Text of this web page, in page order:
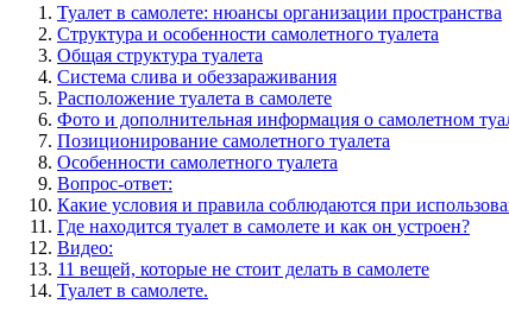
Туалет в самолете: нюансы организации пространства
Структура и особенности самолетного туалета
Общая структура туалета
Система слива и обеззараживания
Расположение туалета в самолете
Фото и дополнительная информация о самолетном
Позиционирование самолетного туалета
Особенности самолетного туалета
Вопрос-ответ:
Какие условия и правила соблюдаются при
Где находится туалет в самолете и как он устроен?
Видео:
11 вещей, которые не стоит делать в самолете
Туалет в самолете.